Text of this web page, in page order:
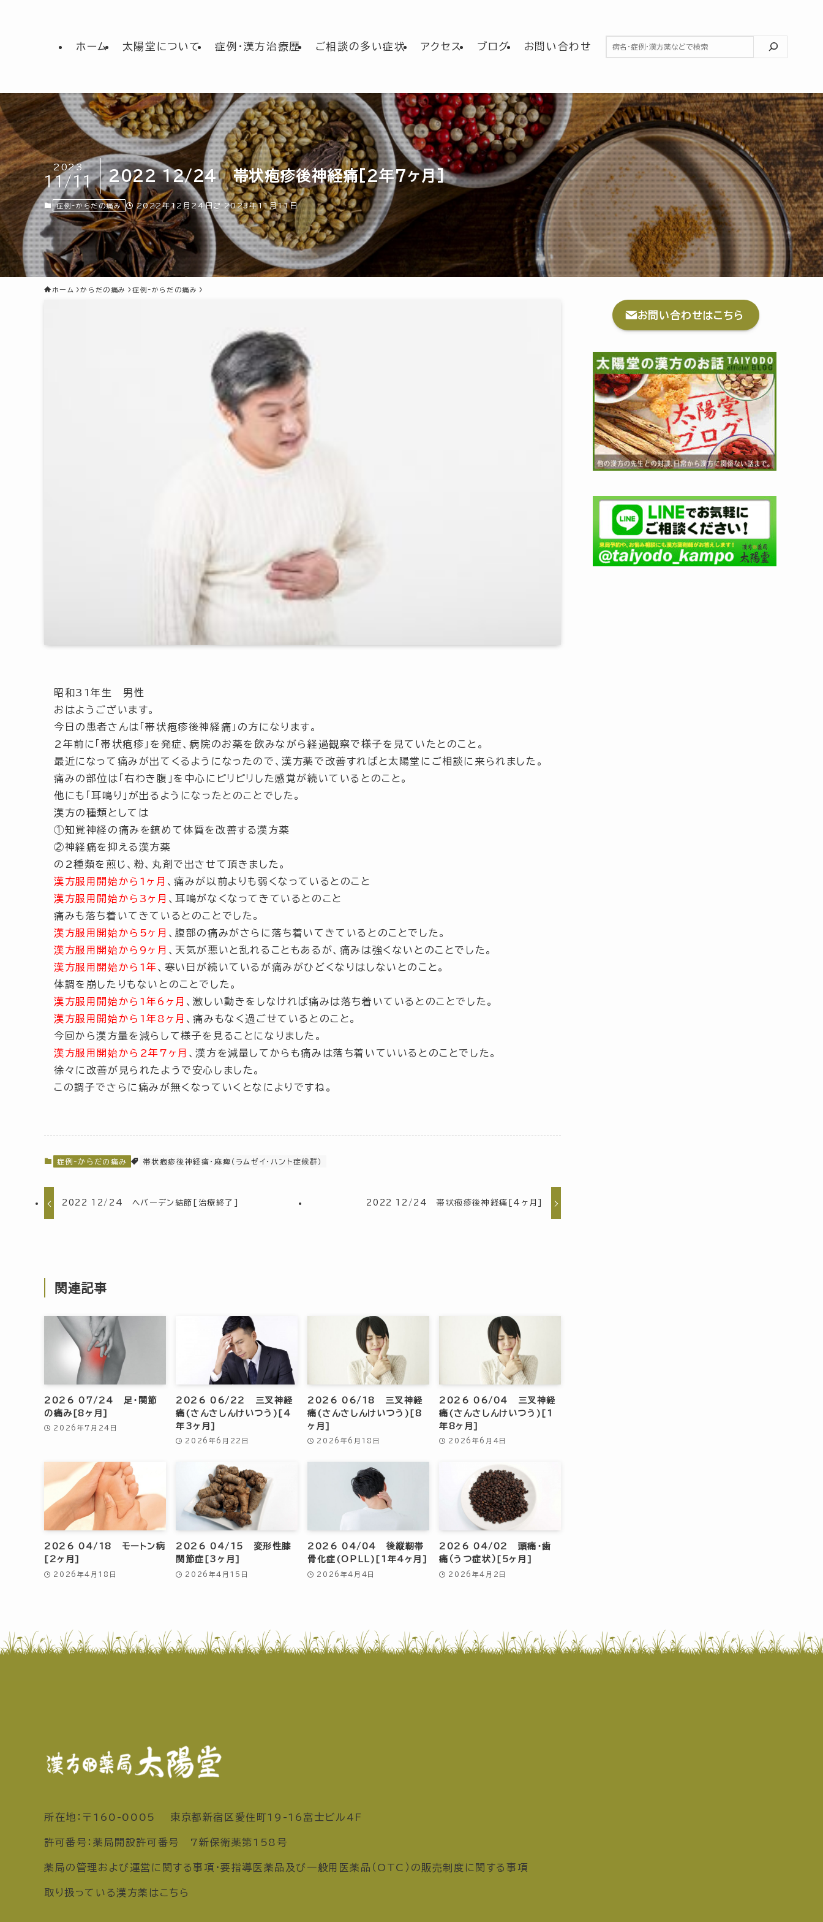
ホーム 太陽堂について 症例・漢方治療歴 ご相談の多い症状 アクセス ブログ お問い合わせ 検索
2022 12/24 帯状疱疹後神経痛[2年7ヶ月]
2023
11/11
症例-からだの痛み 2022年12月24日 2023年11月11日
ホーム からだの痛み 症例-からだの痛み
昭和31年生 男性
おはようございます。
今日の患者さんは「帯状疱疹後神経痛」の方になります。
2年前に
「帯状疱疹」 を発症、病院のお薬を飲みながら経過観察で様子を見ていたとのこと。
最近になって痛みが出てくるようになったので、漢方薬で改善すればと太陽堂にご相談に来られました。
痛みの部位は
「右わき腹」 を中心にピリピリした感覚が続いているとのこと。
他にも
「耳鳴り」 が出るようになったとのことでした。
漢方の種類としては
①知覚神経の痛みを鎮めて体質を改善する漢方薬
②神経痛を抑える漢方薬
の2種類を煎じ、粉、丸剤で出させて頂きました。
漢方服用開始から1ヶ月 、痛みが以前よりも弱くなっているとのこと
漢方服用開始から3ヶ月 、耳鳴がなくなってきているとのこと
痛みも落ち着いてきているとのことでした。
漢方服用開始から5ヶ月 、腹部の痛みがさらに落ち着いてきているとのことでした。
漢方服用開始から9ヶ月 、天気が悪いと乱れることもあるが、痛みは強くないとのことでした。
漢方服用開始から1年、寒い日が続いているが痛みがひどくなりはしないとのこと。
体調を崩したりもないとのことでした。
漢方服用開始から1年6ヶ月 、激しい動きをしなければ痛みは落ち着いているとのことでした。
漢方服用開始から1年8ヶ月 、痛みもなく過ごせているとのこと。
今回から漢方量を減らして様子を見ることになりました。
漢方服用開始から2年7ヶ月 、漢方を減量してからも痛みは落ち着いていいるとのことでした。
徐々に改善が見られたようで安心しました。
この調子でさらに痛みが無くなっていくとなによりですね。
症例-からだの痛み 帯状疱疹後神経痛・麻痺（ラムゼイ・ハント症候群）
2022 12/24 ヘバーデン結節[治療終了] 2022 12/24 帯状疱疹後神経痛[4ヶ月]
関連記事
2026 07/24 足・関節
の痛み[8ヶ月]
2026年7月24日
2026 06/22 三叉神経
痛(さんさしんけいつう)[4
年3ヶ月]
2026年6月22日
2026 06/18 三叉神経
痛(さんさしんけいつう)[8
ヶ月]
2026年6月18日
2026 06/04 三叉神経
痛(さんさしんけいつう)[1
年8ヶ月]
2026年6月4日
2026 04/18 モートン病
[2ヶ月]
2026年4月18日
2026 04/15 変形性膝
関節症[3ヶ月]
2026年4月15日
2026 04/04 後縦靭帯
骨化症(OPLL)[1年4ヶ月]
2026年4月4日
2026 04/02 頭痛・歯
痛（うつ症状）[5ヶ月]
2026年4月2日
お問い合わせはこちら
所在地：〒160-0005 東京都新宿区愛住町19-16富士ビル4F
許可番号：薬局開設許可番号 7新保衛薬第158号
薬局の管理および運営に関する事項・要指導医薬品及び一般用医薬品（OTC）の販売制度に関する事項
取り扱っている漢方薬はこちら